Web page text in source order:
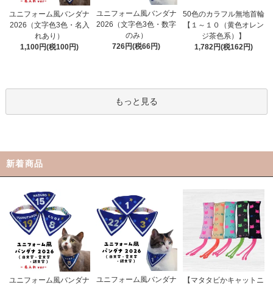
ユニフォーム風バンダナ
2026（文字色3色・名入
れあり）
1,100円(税100円)
ユニフォーム風バンダナ
2026（文字色3色・数字
のみ）
726円(税66円)
50色のカラフル無地首輪
【１～１０（黄色オレン
ジ茶色系）】
1,782円(税162円)
もっと見る
新着商品
ユニフォーム風バンダナ
ユニフォーム風バンダナ
【マタタビかキャットニ